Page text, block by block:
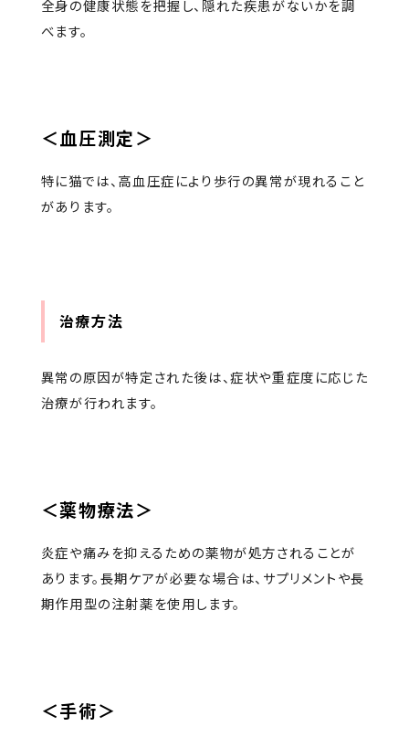
全身の健康状態を把握し、隠れた疾患がないかを調
べます。
＜血圧測定＞
特に猫では、高血圧症により歩行の異常が現れること
があります。
治療方法
異常の原因が特定された後は、症状や重症度に応じた
治療が行われます。
＜薬物療法＞
炎症や痛みを抑えるための薬物が処方されることが
あります。長期ケアが必要な場合は、サプリメントや長
期作用型の注射薬を使用します。
＜手術＞